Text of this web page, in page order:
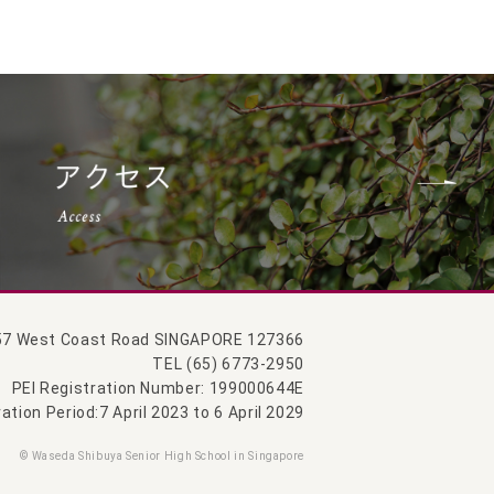
West Coast Road SINGAPORE 127366
TEL (65) 6773-2950
PEI Registration Number: 199000644E
Period:7 April 2023 to 6 April 2029
© Waseda Shibuya Senior High School in Singapore